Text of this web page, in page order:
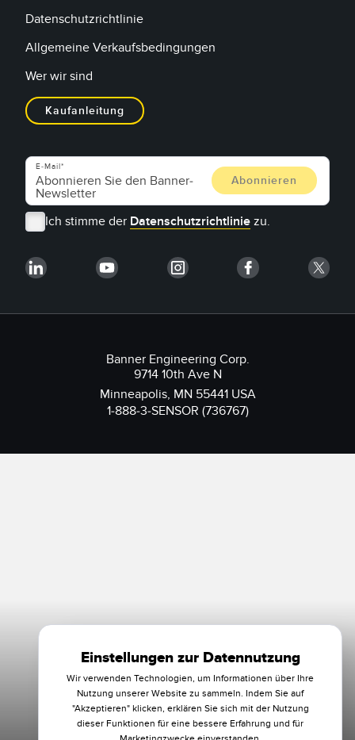
Datenschutzrichtlinie
Allgemeine Verkaufsbedingungen
Wer wir sind
Kaufanleitung
E-Mail
Ich stimme der Datenschutzrichtlinie zu.
Banner Engineering Corp.
9714 10th Ave N
Minneapolis, MN 55441 USA
1-888-3-SENSOR (736767)
Einstellungen zur Datennutzung
Wir verwenden Technologien, um Informationen über Ihre
Nutzung unserer Website zu sammeln. Indem Sie auf
"Akzeptieren" klicken, erklären Sie sich mit der Nutzung
dieser Funktionen für eine bessere Erfahrung und für